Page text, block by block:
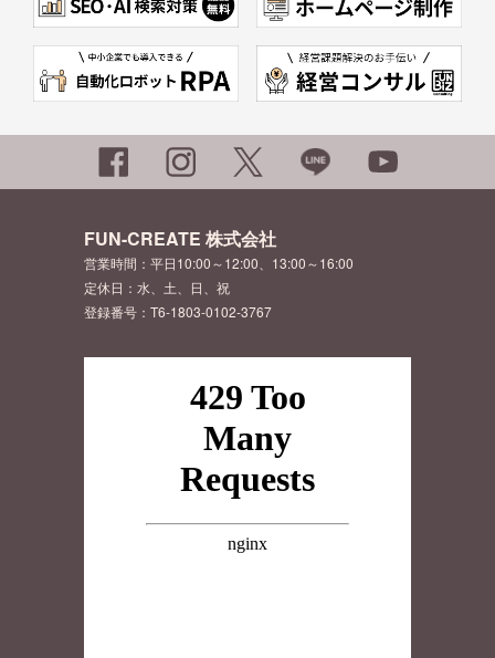
FUN-CREATE 株式会社
営業時間：平日10:00～12:00、13:00～16:00
定休日：水、土、日、祝
登録番号：T6-1803-0102-3767